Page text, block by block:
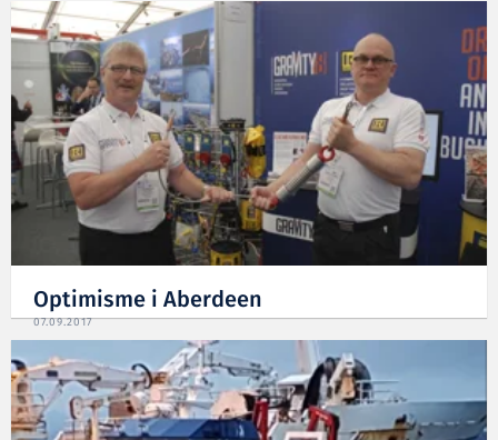
Optimisme i Aberdeen
07.09.2017